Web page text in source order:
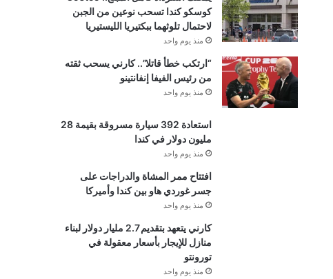
كوسكو كندا تسحب نوعين من الجبن
لاحتمال تلوثهما ببكتيريا الليستيريا
منذ يوم واحد
“ارتكب خطأ قاتلا”.. كارني يسحب ثقته
من رئيس الفيفا إنفانتينو
منذ يوم واحد
استعادة 392 سيارة مسروقة بقيمة 28
مليون دولار في كندا
منذ يوم واحد
افتتاح ممر المشاة والدراجات على
جسر غوردي هاو بين كندا وأميركا
منذ يوم واحد
كارني يتعهد بتقديم 2.7 مليار دولار لبناء
منازل للإيجار بأسعار معقولة في
تورونتو
منذ يوم واحد